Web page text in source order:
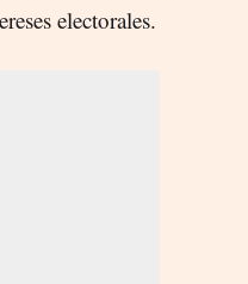
electorales.